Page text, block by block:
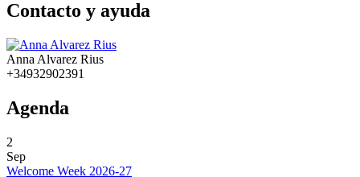
Contacto y ayuda
Anna Alvarez Rius
+34932902391
Agenda
2
Sep
Welcome Week 2026-27